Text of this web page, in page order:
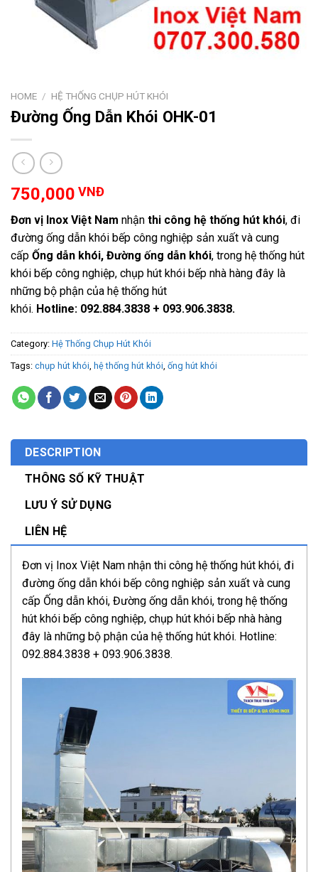
HOME / HỆ THỐNG CHỤP HÚT KHÓI
Đường Ống Dẫn Khói OHK-01
750,000 VNĐ
Đơn vị Inox Việt Nam nhận thi công hệ thống hút khói, đi
đường ống dẫn khói bếp công nghiệp sản xuất và cung
cấp Ống dẫn khói, Đường ống dẫn khói, trong hệ thống hút
khói bếp công nghiệp, chụp hút khói bếp nhà hàng đây là
những bộ phận của hệ thống hút
khói. Hotline: 092.884.3838 + 093.906.3838.
Category: Hệ Thống Chụp Hút Khói
Tags: chụp hút khói, hệ thống hút khói, ống hút khói
DESCRIPTION
THÔNG SỐ KỸ THUẬT
LƯU Ý SỬ DỤNG
LIÊN HỆ
Đơn vị Inox Việt Nam nhận thi công hệ thống hút khói, đi
đường ống dẫn khói bếp công nghiệp sản xuất và cung
cấp Ống dẫn khói, Đường ống dẫn khói, trong hệ thống
hút khói bếp công nghiệp, chụp hút khói bếp nhà hàng
đây là những bộ phận của hệ thống hút khói. Hotline:
092.884.3838 + 093.906.3838.